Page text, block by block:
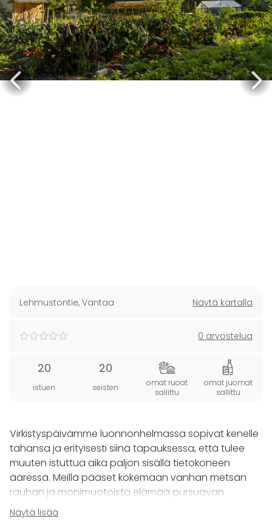
Lehmustontie, Vantaa Näytä kartalla
0 arvostelua
20
istuen
20
seisten
omat ruoat
sallittu
omat juomat
sallittu
Virkistyspäivämme luonnonhelmassa sopivat kenelle
tahansa ja erityisesti siinä tapauksessa, että tulee
muuten istuttua aika paljon sisällä tietokoneen
ääressä. Meillä pääset kokemaan vanhan metsän
rauhan ja monimuotoista elämää pursuavan
puutarhan keskellä pääkaupunkiseutua. Meille
Näytä lisää